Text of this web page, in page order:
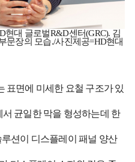
현대 글로벌R&D센터(GRC). 김
문장의 모습./사진제공=HD현대
표면에 미세한 요철 구조가 있
균일한 막을 형성하는데 한
션이 디스플레이 패널 양산